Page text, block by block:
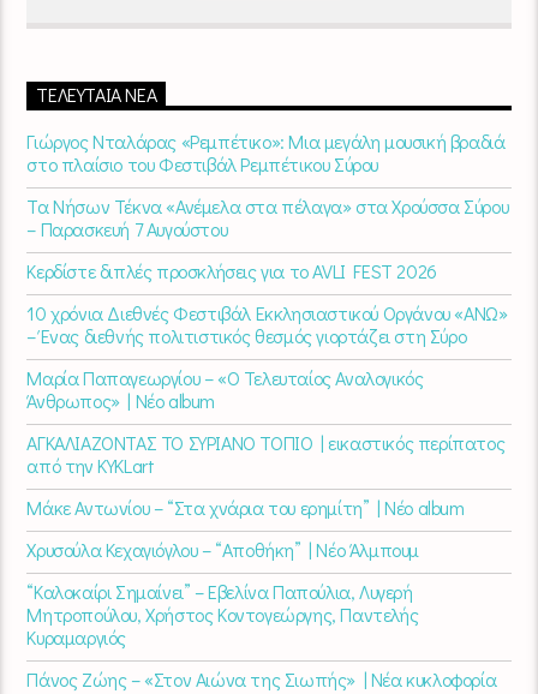
ΤΕΛΕΥΤΑΊΑ ΝΈΑ
Γιώργος Νταλάρας «Ρεμπέτικο»: Μια μεγάλη μουσική βραδιά
στο πλαίσιο του Φεστιβάλ Ρεμπέτικου Σύρου
Τα Νήσων Τέκνα «Ανέμελα στα πέλαγα» στα Χρούσσα Σύρου
– Παρασκευή 7 Αυγούστου
Κερδίστε διπλές προσκλήσεις για το AVLI FEST 2026
10 χρόνια Διεθνές Φεστιβάλ Εκκλησιαστικού Οργάνου «ΑΝΩ»
– Ένας διεθνής πολιτιστικός θεσμός γιορτάζει στη Σύρο​
Μαρία Παπαγεωργίου – «Ο Τελευταίος Αναλογικός
Άνθρωπος» | Νέο album
ΑΓΚΑΛΙΑΖΟΝΤΑΣ ΤΟ ΣΥΡΙΑΝΟ ΤΟΠΙΟ | εικαστικός περίπατος
από την KYKLart
Μάκε Αντωνίου – “Στα χνάρια του ερημίτη” | Νέο album
Χρυσούλα Κεχαγιόγλου – “Αποθήκη” | Νέο Άλμπουμ
“Καλοκαίρι Σημαίνει” – Εβελίνα Παπούλια, Λυγερή
Μητροπούλου, Χρήστος Κοντογεώργης, Παντελής
Κυραμαργιός
Πάνος Ζώης – «Στον Αιώνα της Σιωπής» | Νέα κυκλοφορία